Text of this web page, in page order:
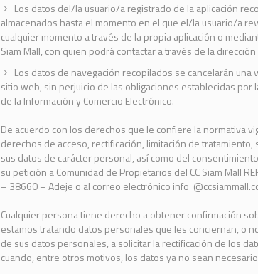
Los datos del/la usuario/a registrado de la aplicación
almacenados hasta el momento en el que el/la usuario/a
cualquier momento a través de la propia aplicación o
Siam Mall, con quien podrá contactar a través de la
Los datos de navegación recopilados se cancelarán
sitio web, sin perjuicio de las obligaciones establecidas
de la Información y Comercio Electrónico.
De acuerdo con los derechos que le confiere la normativa
derechos de acceso, rectificación, limitación de
sus datos de carácter personal, así como del
su petición a Comunidad de Propietarios del CC Siam Mall
– 38660 – Adeje o al correo electrónico info
Cualquier persona tiene derecho a obtener confirmación
estamos tratando datos personales que les conciernan, o
de sus datos personales, a solicitar la rectificación de los
cuando, entre otros motivos, los datos ya no sean